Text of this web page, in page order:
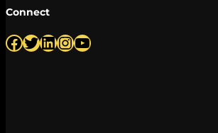
Connect
Facebook Twitter LinkedIn InstagramYouTube